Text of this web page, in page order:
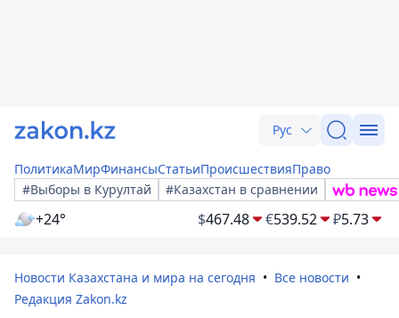
Рус
ПолитикаМирФинансыСтатьиПроисшествияПраво
#Выборы в Курултай
#Казахстан в сравнении
+24° $467.48 €539.52 ₽5.73
Новости Казахстана и мира на сегодня
Все новости
Редакция Zakon.kz